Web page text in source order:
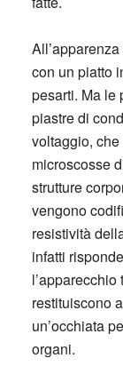
con un piatto
pesarti. Ma le
piastre di
voltaggio,
microscosse
strutture
vengono
resistività
infatti
restituiscono
un’occhiata
organi.